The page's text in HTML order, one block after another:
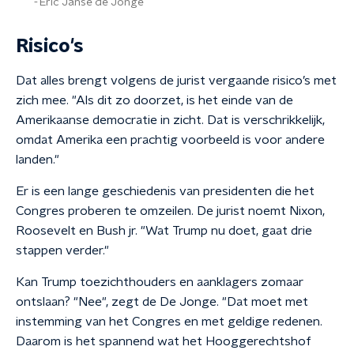
Eric Janse de Jonge
Risico's
Dat alles brengt volgens de jurist vergaande risico’s met
zich mee. "Als dit zo doorzet, is het einde van de
Amerikaanse democratie in zicht. Dat is verschrikkelijk,
omdat Amerika een prachtig voorbeeld is voor andere
landen."
Er is een lange geschiedenis van presidenten die het
Congres proberen te omzeilen. De jurist noemt Nixon,
Roosevelt en Bush jr. "Wat Trump nu doet, gaat drie
stappen verder."
Kan Trump toezichthouders en aanklagers zomaar
ontslaan? "Nee", zegt de De Jonge. "Dat moet met
instemming van het Congres en met geldige redenen.
Daarom is het spannend wat het Hooggerechtshof